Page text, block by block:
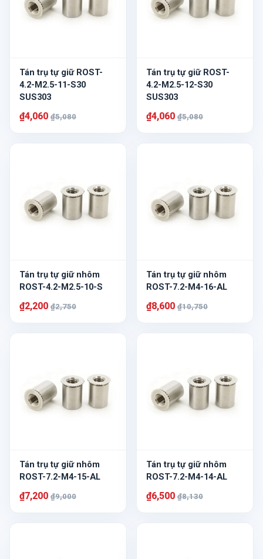
Tán trụ tự giữ ROST-
4.2-M2.5-11-S30
SUS303
₫4,060 ₫5,080
Tán trụ tự giữ ROST-
4.2-M2.5-12-S30
SUS303
₫4,060 ₫5,080
Tán trụ tự giữ nhôm
ROST-4.2-M2.5-10-S
₫2,200 ₫2,750
Tán trụ tự giữ nhôm
ROST-7.2-M4-16-AL
₫8,600 ₫10,750
Tán trụ tự giữ nhôm
ROST-7.2-M4-15-AL
₫7,200 ₫9,000
Tán trụ tự giữ nhôm
ROST-7.2-M4-14-AL
₫6,500 ₫8,130